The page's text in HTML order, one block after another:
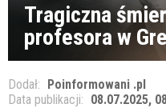
Tragiczna
profesora w
Dodał: Poinformowani .pl
Data publikacji: 08.07.2025,